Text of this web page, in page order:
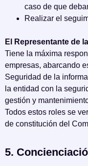
caso de que
Realizar el
El Representante de
Tiene la máxima
empresas, abarcando
Seguridad de la
la entidad con la
gestión y
Todos estos roles se
de constitución del
5.